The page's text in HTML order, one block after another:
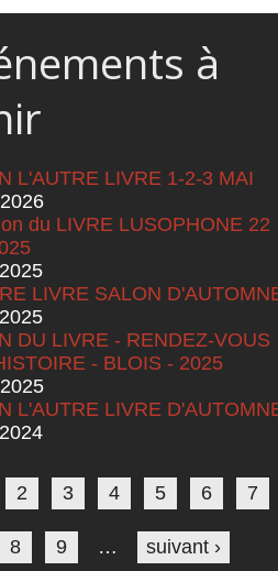
à
L'AUTRE LIVRE 1-2-3 MAI
du LIVRE LUSOPHONE 22
LIVRE SALON
DU LIVRE - RENDEZ-VOUS
- BLOIS - 2025
L'AUTRE LIVRE
2 3 4 5 6 7
8 9 … suivant ›